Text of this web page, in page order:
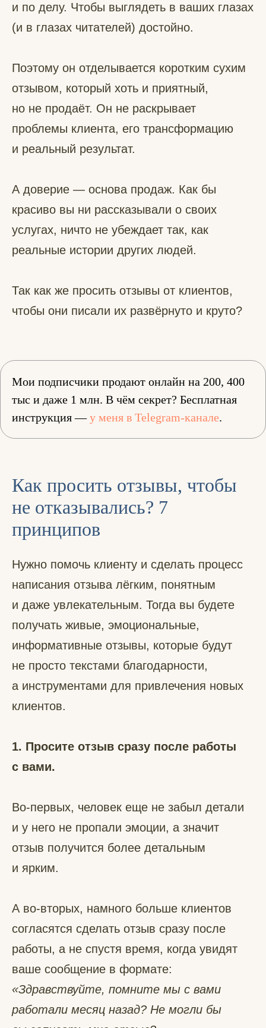
и по делу. Чтобы выглядеть в ваших глазах
(и в глазах читателей) достойно.
Поэтому он отделывается коротким сухим
отзывом, который хоть и приятный,
но не продаёт. Он не раскрывает
проблемы клиента, его трансформацию
и реальный результат.
А доверие — основа продаж. Как бы
красиво вы ни рассказывали о своих
услугах, ничто не убеждает так, как
реальные истории других людей.
Так как же просить отзывы от клиентов,
чтобы они писали их развёрнуто и круто?
Мои подписчики продают онлайн на 200, 400
тыс и даже 1 млн. В чём секрет? Бесплатная
инструкция —у меня в Telegram-канале.
Как просить отзывы, чтобы
не отказывались? 7
принципов
Нужно помочь клиенту и сделать процесс
написания отзыва лёгким, понятным
и даже увлекательным. Тогда вы будете
получать живые, эмоциональные,
информативные отзывы, которые будут
не просто текстами благодарности,
а инструментами для привлечения новых
клиентов.
1. Просите отзыв сразу после работы
с вами.
Во-первых, человек еще не забыл детали
и у него не пропали эмоции, а значит
отзыв получится более детальным
и ярким.
А во-вторых, намного больше клиентов
согласятся сделать отзыв сразу после
работы, а не спустя время, когда увидят
ваше сообщение в формате:
«Здравствуйте, помните мы с вами
работали месяц назад? Не могли бы